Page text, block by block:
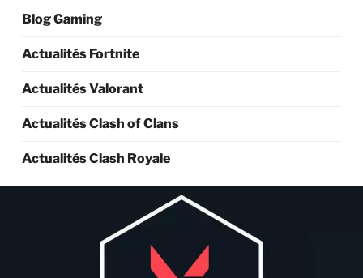
Blog Gaming
Actualités Fortnite
Actualités Valorant
Actualités Clash of Clans
Actualités Clash Royale